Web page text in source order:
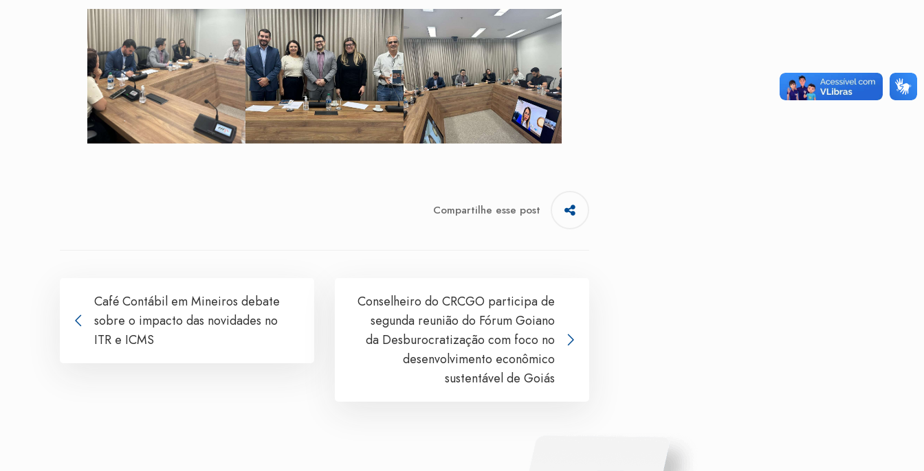
Compartilhe esse post
Café Contábil em Mineiros debate
sobre o impacto das novidades no
ITR e ICMS
Conselheiro do CRCGO participa de
segunda reunião do Fórum Goiano
da Desburocratização com foco no
desenvolvimento econômico
sustentável de Goiás